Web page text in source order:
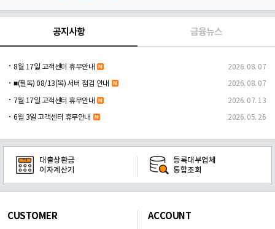
공지사항 금융뉴스
8월 17일 고객센터 휴무안내 2026. 08. 07
■(필독) 08/13(목) 서버 점검 안내 2026. 08. 07
7월 17일 고객센터 휴무안내 2026. 07. 13
6월 3일 고객센터 휴무안내 2026. 05. 26
대출상환금
이자계산기
등록대부업체
통합조회
CUSTOMER ACCOUNT